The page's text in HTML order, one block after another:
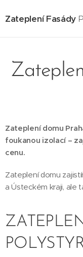
Zateplení Fasády
Zateplení domu
foukanou izolací –
cenu.
Zateplení domu
a Ústeckém kraji, ale